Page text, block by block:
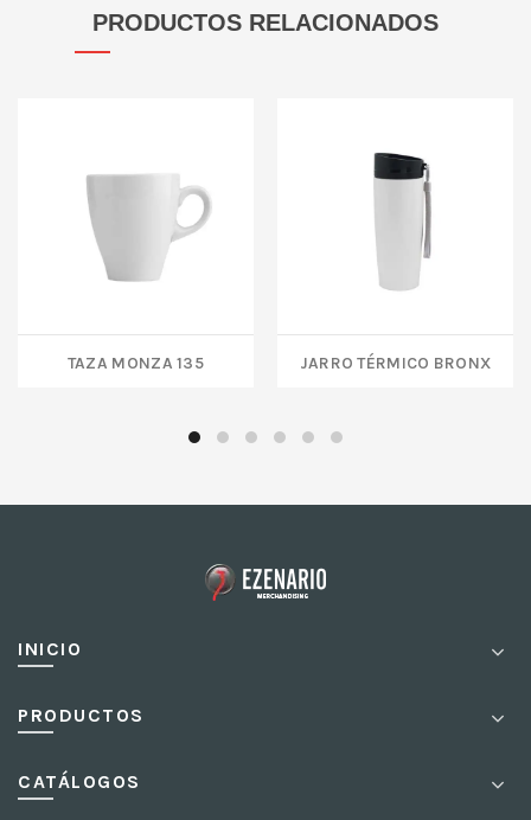
PRODUCTOS RELACIONADOS
TAZA MONZA 135 JARRO TÉRMICO BRONX
INICIO
PRODUCTOS
CATÁLOGOS